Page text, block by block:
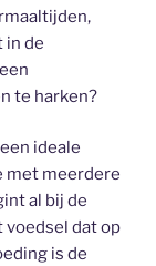
in de
te harken?
ideale
met meerdere
al bij de
voedsel dat op
is de